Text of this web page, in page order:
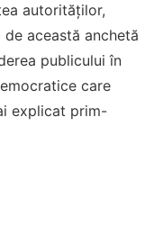
autorităților,
această anchetă
publicului în
care
explicat prim-